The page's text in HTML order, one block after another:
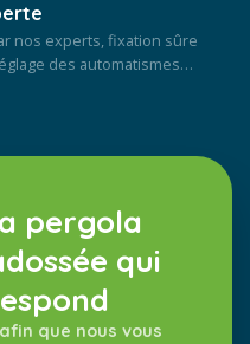
nos experts, fixation sûre
des automatismes…
pergola
qui
que nous vous